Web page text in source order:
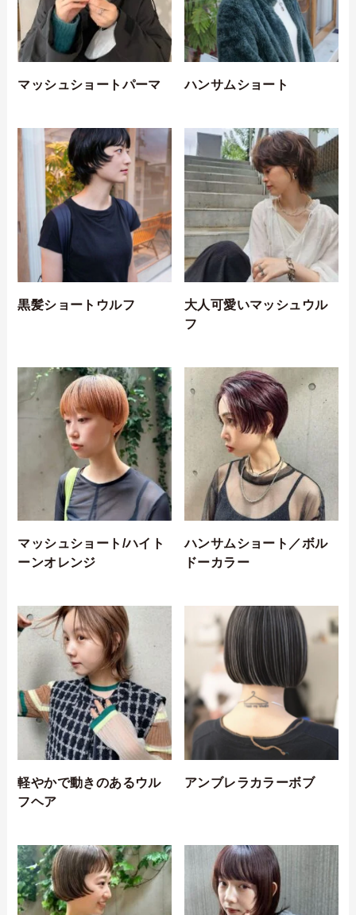
マッシュショートパーマ ハンサムショート
黒髪ショートウルフ
大人可愛いマッシュウル
フ
マッシュショート/ハイト
ーンオレンジ
ハンサムショート／ボル
ドーカラー
軽やかで動きのあるウル
フヘア
アンブレラカラーボブ